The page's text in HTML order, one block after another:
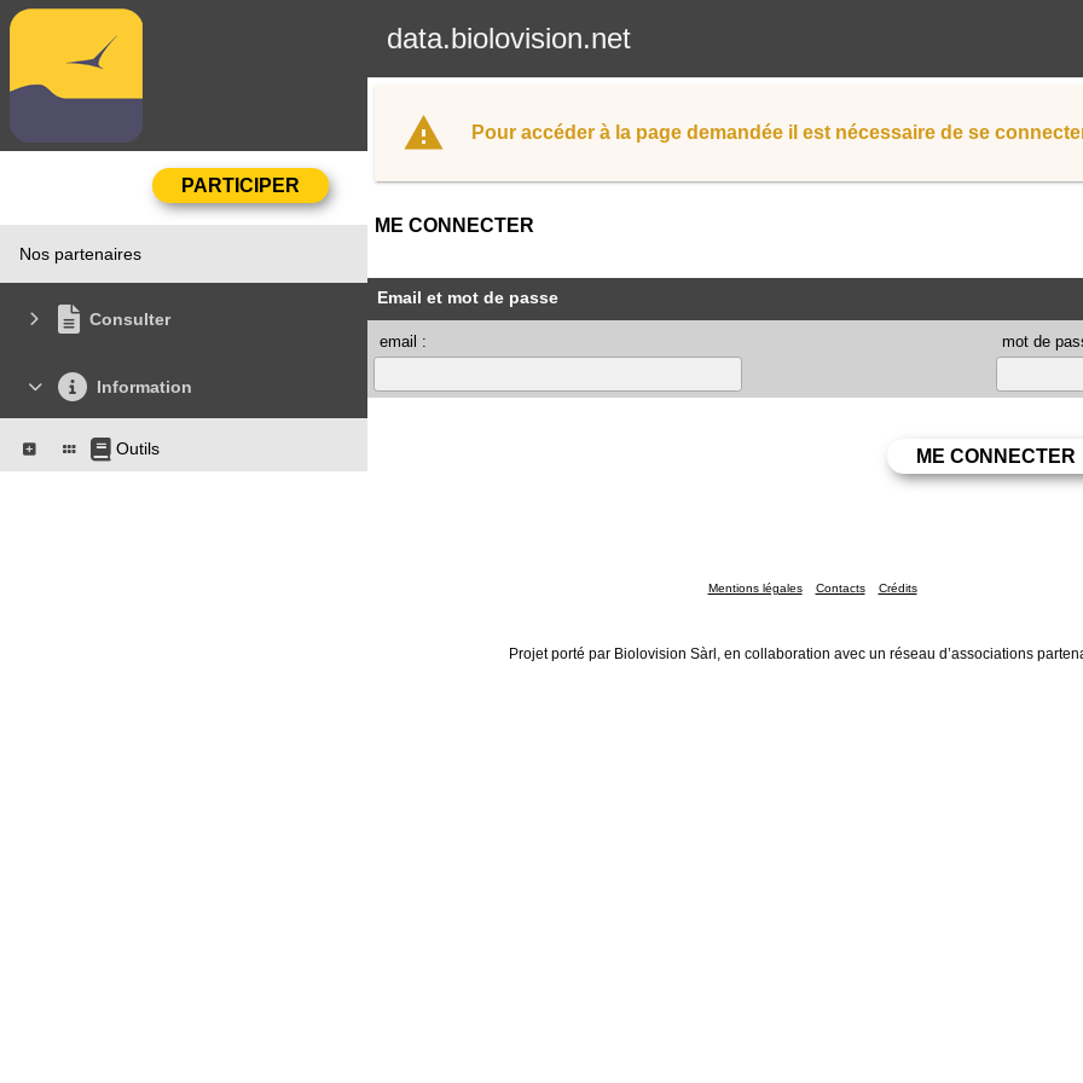
data.biolovision.net
Nos partenaires
Consulter
Information
Outils
Pour accéder à la page demandée il est nécessaire de se
ME CONNECTER
Email et mot de passe
email : mot de
Mentions légales Contacts Crédits
Projet porté par Biolovision Sàrl, en collaboration avec un réseau d’associations